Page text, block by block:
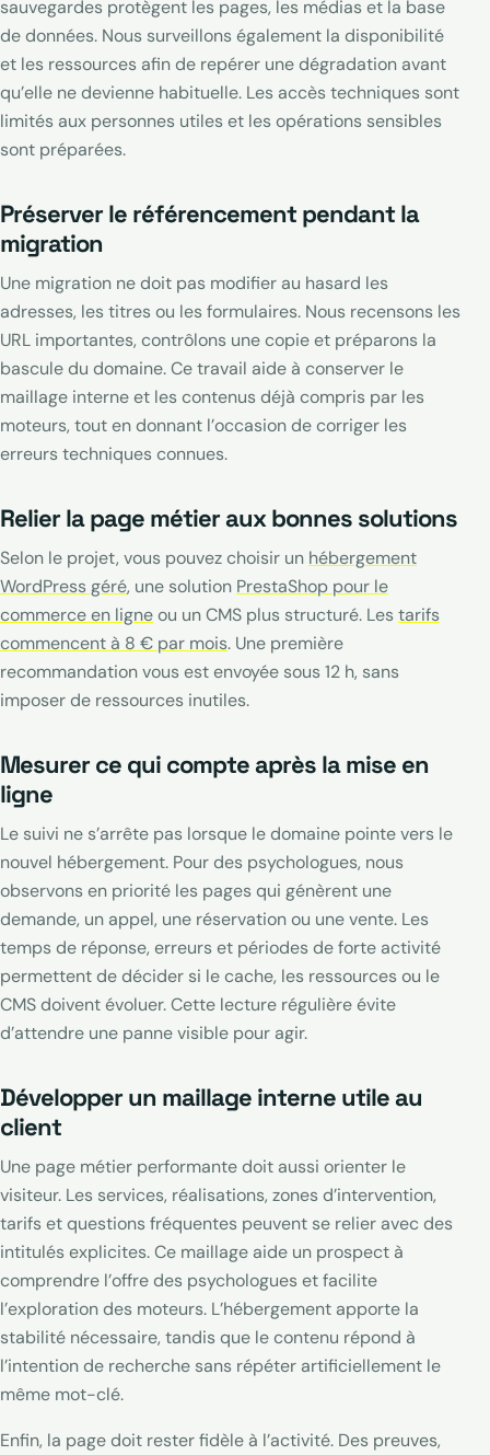
sauvegardes protègent les pages, les médias et la base
de données. Nous surveillons également la disponibilité
et les ressources afin de repérer une dégradation avant
qu’elle ne devienne habituelle. Les accès techniques sont
limités aux personnes utiles et les opérations sensibles
sont préparées.
Préserver le référencement pendant la
migration
Une migration ne doit pas modifier au hasard les
adresses, les titres ou les formulaires. Nous recensons les
URL importantes, contrôlons une copie et préparons la
bascule du domaine. Ce travail aide à conserver le
maillage interne et les contenus déjà compris par les
moteurs, tout en donnant l’occasion de corriger les
erreurs techniques connues.
Relier la page métier aux bonnes solutions
Selon le projet, vous pouvez choisir un hébergement
WordPress géré, une solution PrestaShop pour le
commerce en ligneou un CMS plus structuré. Lestarifs
commencent à 8 € par mois. Une première
recommandation vous est envoyée sous 12 h, sans
imposer de ressources inutiles.
Mesurer ce qui compte après la mise en
ligne
Le suivi ne s’arrête pas lorsque le domaine pointe vers le
nouvel hébergement. Pour des psychologues, nous
observons en priorité les pages qui génèrent une
demande, un appel, une réservation ou une vente. Les
temps de réponse, erreurs et périodes de forte activité
permettent de décider si le cache, les ressources ou le
CMS doivent évoluer. Cette lecture régulière évite
d’attendre une panne visible pour agir.
Développer un maillage interne utile au
client
Une page métier performante doit aussi orienter le
visiteur. Les services, réalisations, zones d’intervention,
tarifs et questions fréquentes peuvent se relier avec des
intitulés explicites. Ce maillage aide un prospect à
comprendre l’offre des psychologues et facilite
l’exploration des moteurs. L’hébergement apporte la
stabilité nécessaire, tandis que le contenu répond à
l’intention de recherche sans répéter artificiellement le
même mot-clé.
Enfin, la page doit rester fidèle à l’activité. Des preuves,